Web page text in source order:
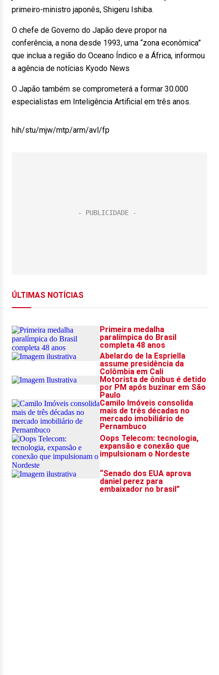
primeiro-ministro japonês, Shigeru Ishiba.
O chefe de Governo do Japão deve propor na
conferência, a nona desde 1993, uma “zona econômica”
que inclua a região do Oceano Índico e a África, informou
a agência de notícias Kyodo News
O Japão também se comprometerá a formar 30.000
especialistas em Inteligência Artificial em três anos.
hih/stu/mjw/mtp/arm/avl/fp